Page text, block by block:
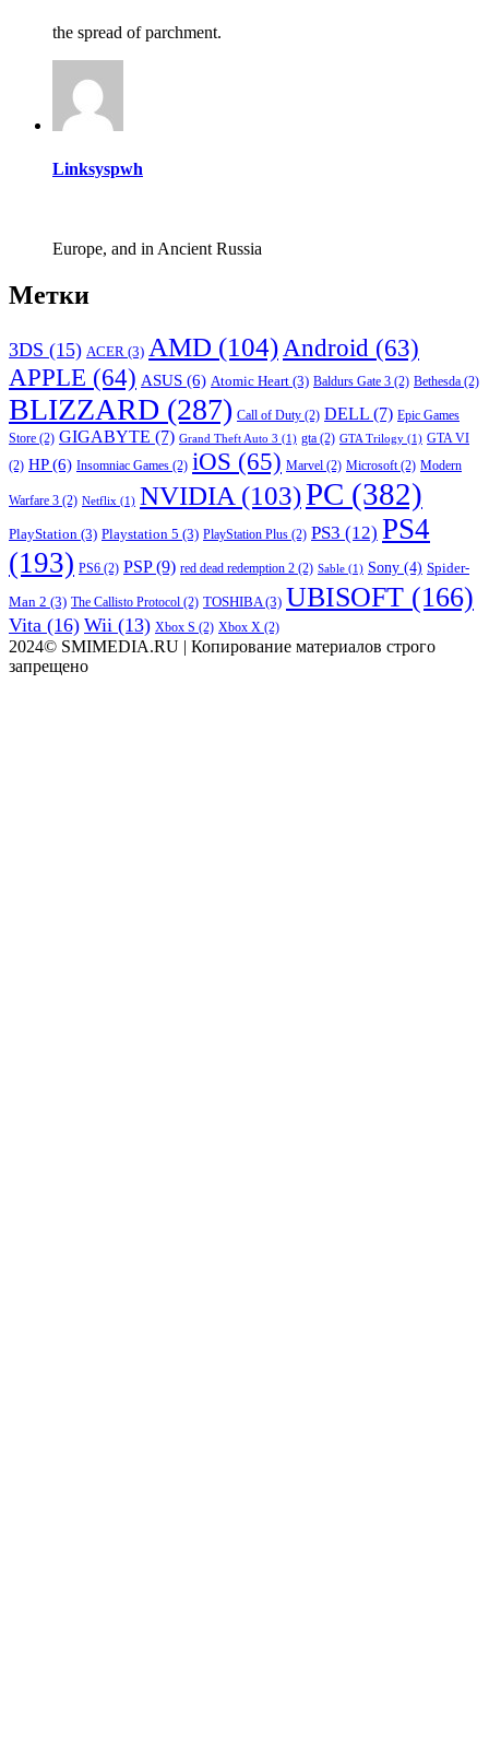
the spread of parchment.
Linksyspwh
Europe, and in Ancient Russia
Метки
3DS (15) ACER (3) AMD (104) Android (63)
APPLE (64) ASUS (6) Atomic Heart (3) Baldurs Gate 3 (2) Bethesda (2)
BLIZZARD (287) Call of Duty (2) DELL (7) Epic Games
Store (2) GIGABYTE (7) Grand Theft Auto 3 (1) gta (2) GTA Trilogy (1) GTA VI
(2) HP(6) Insomniac Games (2) iOS (65) Marvel (2) Microsoft (2) Modern
Warfare 3 (2) Netflix (1) NVIDIA (103)PC (382)
PlayStation (3) Playstation 5 (3) PlayStation Plus (2) PS3 (12) PS4
(193) PS6 (2) PSP(9) red dead redemption 2 (2) Sable (1) Sony (4) Spider-
Man 2 (3) The Callisto Protocol (2) TOSHIBA (3) UBISOFT (166)
Vita (16) Wii (13) Xbox S (2) Xbox X (2)
2024© SMIMEDIA.RU | Копирование материалов строго
запрещено